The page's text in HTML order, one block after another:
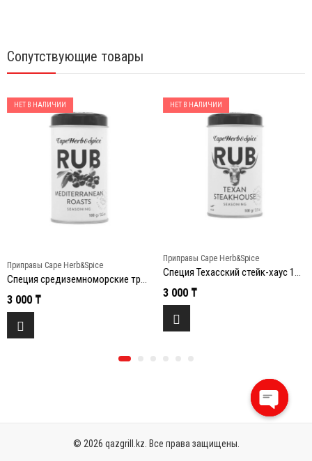
Сопутствующие товары
НЕТ В НАЛИЧИИ
Приправы Cape Herb&Spice
Специя средиземноморские травы 100г
3 000 ₸
НЕТ В НАЛИЧИИ
Приправы Cape Herb&Spice
3 000 ₸
© 2026 qazgrill.kz. Все права защищены.
Open